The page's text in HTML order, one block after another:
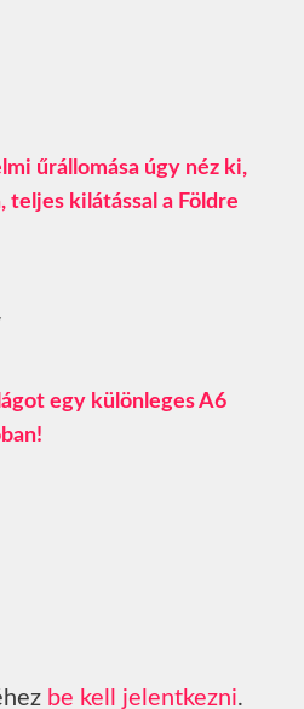
űrállomása úgy néz ki,
teljes kilátással a Földre
egy különleges A6
be kell jelentkezni.